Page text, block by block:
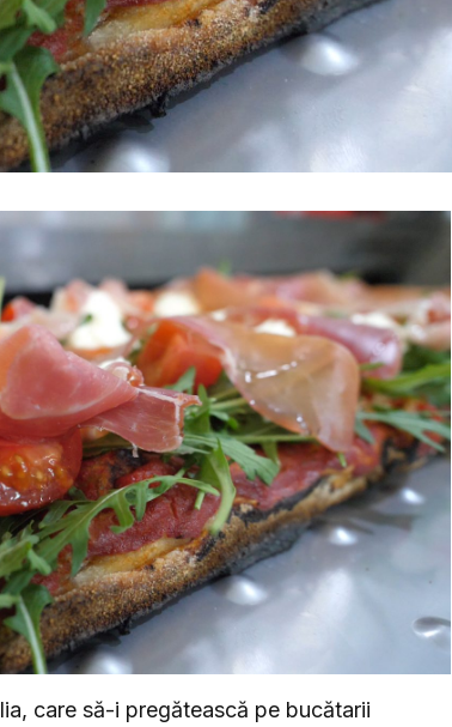
care să-i pregătească pe bucătarii